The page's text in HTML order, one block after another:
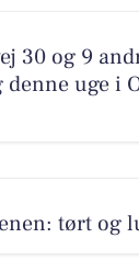
30 og 9
uge i
tørt og